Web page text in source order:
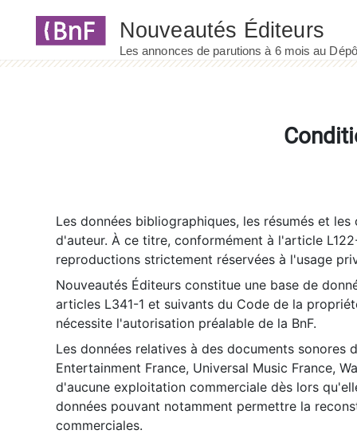
Les données bibliographiques, les résumés et
d'auteur. À ce titre, conformément à l'article
reproductions strictement réservées à l'usage
Nouveautés Éditeurs constitue une base de
articles L341-1 et suivants du Code de la
nécessite l'autorisation préalable de la BnF.
Les données relatives à des documents sonores
Entertainment France, Universal Music France,
d'aucune exploitation commerciale dès lors
données pouvant notamment permettre la
commerciales.